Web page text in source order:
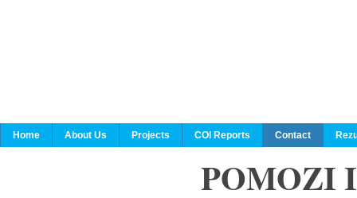
Home About Us Projects COI Reports Contact
POMOZI